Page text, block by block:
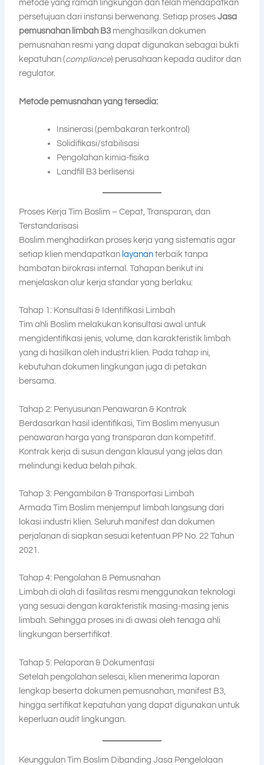
metode yang ramah lingkungan dan telah mendapatkan
persetujuan dari instansi berwenang. Setiap prosesJasa
pemusnahan limbah B3 menghasilkan dokumen
pemusnahan resmi yang dapat digunakan sebagai bukti
kepatuhan (compliance) perusahaan kepada auditor dan
regulator.
Metode pemusnahan yang tersedia:
Insinerasi (pembakaran terkontrol)
Solidifikasi/stabilisasi
Pengolahan kimia-fisika
Landfill B3 berlisensi
Proses Kerja Tim Boslim – Cepat, Transparan, dan
Terstandarisasi
Boslim menghadirkan proses kerja yang sistematis agar
setiap klien mendapatkan layanan terbaik tanpa
hambatan birokrasi internal. Tahapan berikut ini
menjelaskan alur kerja standar yang berlaku:
Tahap 1: Konsultasi & Identifikasi Limbah
Tim ahli Boslim melakukan konsultasi awal untuk
mengidentifikasi jenis, volume, dan karakteristik limbah
yang di hasilkan oleh industri klien. Pada tahap ini,
kebutuhan dokumen lingkungan juga di petakan
bersama.
Tahap 2: Penyusunan Penawaran & Kontrak
Berdasarkan hasil identifikasi, Tim Boslim menyusun
penawaran harga yang transparan dan kompetitif.
Kontrak kerja di susun dengan klausul yang jelas dan
melindungi kedua belah pihak.
Tahap 3: Pengambilan & Transportasi Limbah
Armada Tim Boslim menjemput limbah langsung dari
lokasi industri klien. Seluruh manifest dan dokumen
perjalanan di siapkan sesuai ketentuan PP No. 22 Tahun
2021.
Tahap 4: Pengolahan & Pemusnahan
Limbah di olah di fasilitas resmi menggunakan teknologi
yang sesuai dengan karakteristik masing-masing jenis
limbah. Sehingga proses ini di awasi oleh tenaga ahli
lingkungan bersertifikat.
Tahap 5: Pelaporan & Dokumentasi
Setelah pengolahan selesai, klien menerima laporan
lengkap beserta dokumen pemusnahan, manifest B3,
hingga sertifikat kepatuhan yang dapat digunakan untuk
keperluan audit lingkungan.
Keunggulan Tim Boslim Dibanding Jasa Pengelolaan